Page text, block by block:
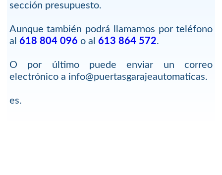
sección presupuesto.
Aunque también podrá llamarnos por teléfono
al 618 804 096 o al 613 864 572.
O por último puede enviar un correo
electrónico a info@puertasgarajeautomaticas.
es.